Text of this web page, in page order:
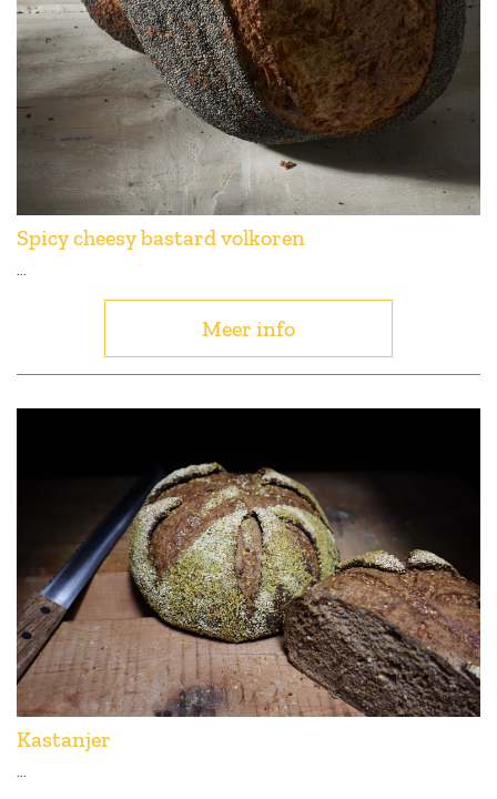
Spicy cheesy bastard volkoren
...
Meer info
Kastanjer
...